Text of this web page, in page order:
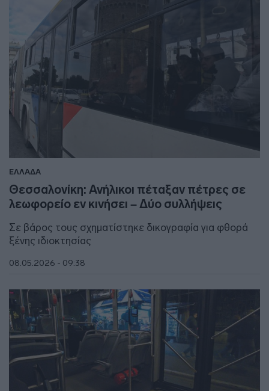
ΕΛΛΑΔΑ
Θεσσαλονίκη: Ανήλικοι πέταξαν πέτρες σε
λεωφορείο εν κινήσει – Δύο συλλήψεις
Σε βάρος τους σχηματίστηκε δικογραφία για φθορά
ξένης ιδιοκτησίας
08.05.2026 - 09:38